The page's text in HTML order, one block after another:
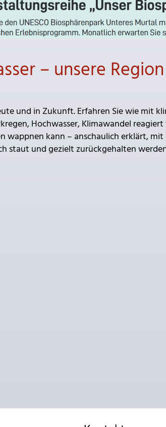
– unsere
und in Zukunft. Erfahren Sie wie mit
Hochwasser, Klimawandel
wappnen kann – anschaulich erklärt,
staut und gezielt zurückgehalten